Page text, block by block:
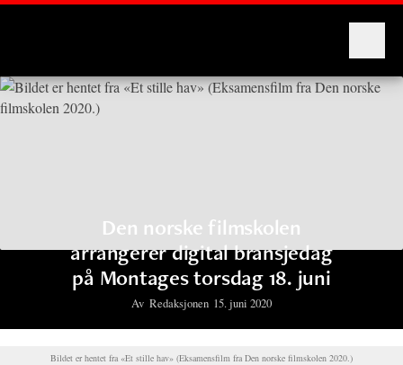
Den norske filmskolen
arrangerer digital bransjedag
på Montages torsdag 18. juni
Av Redaksjonen 15. juni 2020
Bildet er hentet fra «Et stille hav» (Eksamensfilm fra Den norske filmskolen 2020.)